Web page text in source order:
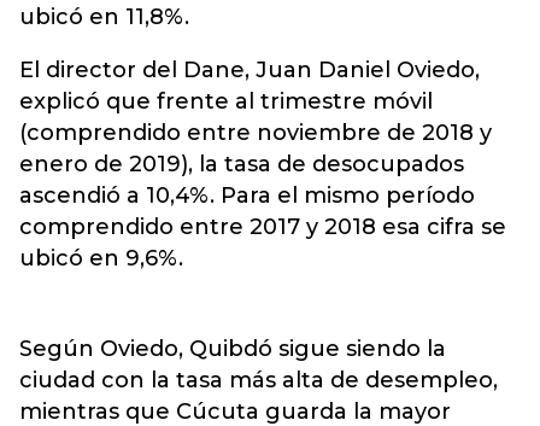
ubicó en 11,8%.
El director del Dane, Juan Daniel Oviedo,
explicó que frente al trimestre móvil
(comprendido entre noviembre de 2018 y
enero de 2019), la tasa de desocupados
ascendió a 10,4%. Para el mismo período
comprendido entre 2017 y 2018 esa cifra se
ubicó en 9,6%.
Según Oviedo, Quibdó sigue siendo la
ciudad con la tasa más alta de desempleo,
mientras que Cúcuta guarda la mayor